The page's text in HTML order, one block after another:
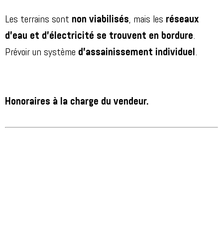
Les terrains sont non viabilisés, mais les réseaux
d’eau et d’électricité se trouvent en bordure.
Prévoir un système d’assainissement individuel.
Honoraires à la charge du vendeur.